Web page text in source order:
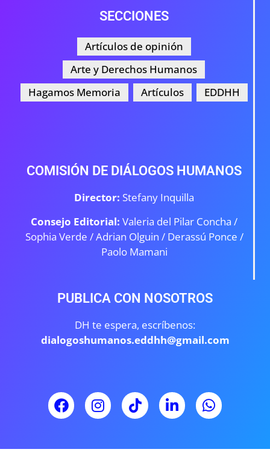
SECCIONES
Artículos de opinión
Arte y Derechos Humanos
Hagamos Memoria
Artículos EDDHH
COMISIÓN DE DIÁLOGOS HUMANOS
Director: Stefany Inquilla
Consejo Editorial: Valeria del Pilar Concha /
Sophia Verde /Adrian Olguin / Derassú Ponce /
Paolo Mamani
PUBLICA CON NOSOTROS
DH te espera, escríbenos:
dialogoshumanos.eddhh@gmail.com